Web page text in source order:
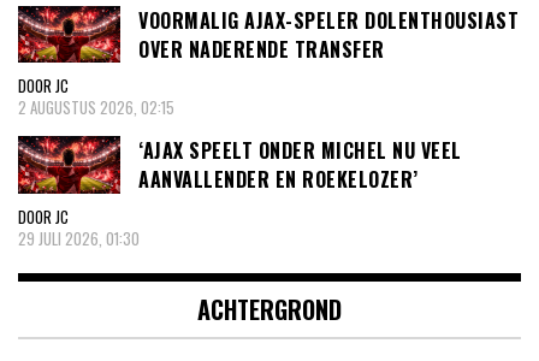
VOORMALIG AJAX-SPELER DOLENTHOUSIAST
OVER NADERENDE TRANSFER
DOOR JC
2 AUGUSTUS 2026, 02:15
‘AJAX SPEELT ONDER MICHEL NU VEEL
AANVALLENDER EN ROEKELOZER’
DOOR JC
29 JULI 2026, 01:30
ACHTERGROND